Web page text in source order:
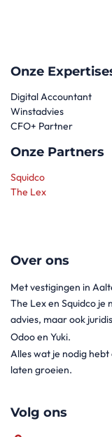
Onze
Digital Accountant
Winstadvies
CFO+ Partner
Onze Partners
Squidco
The Lex
Over ons
Met vestigingen in
The Lex en Squidco je
advies, maar ook
Odoo en Yuki.
Alles wat je nodig
laten groeien.
Volg ons